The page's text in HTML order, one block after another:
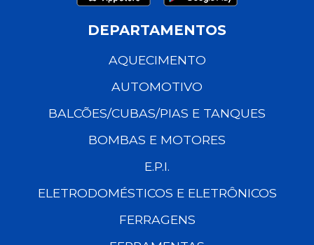
DEPARTAMENTOS
AQUECIMENTO
AUTOMOTIVO
BALCÕES/CUBAS/PIAS E TANQUES
BOMBAS E MOTORES
E.P.I.
ELETRODOMÉSTICOS E ELETRÔNICOS
FERRAGENS